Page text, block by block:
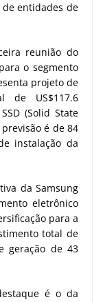
entidades de
reunião do
o segmento
projeto de
de US$117.6
(Solid State
é de 84
instalação da
da Samsung
eletrônico
para a
total de
geração de 43
é o da